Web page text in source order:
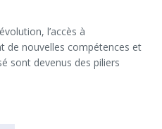
l’accès à
de nouvelles compétences et
sont devenus des piliers